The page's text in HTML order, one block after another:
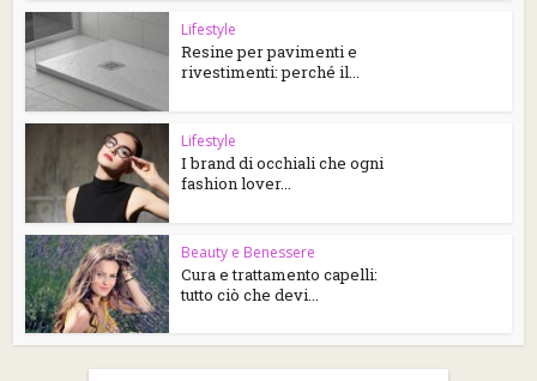
Lifestyle
Resine per pavimenti e
rivestimenti: perché il...
Lifestyle
I brand di occhiali che ogni
fashion lover...
Beauty e Benessere
Cura e trattamento capelli:
tutto ciò che devi...